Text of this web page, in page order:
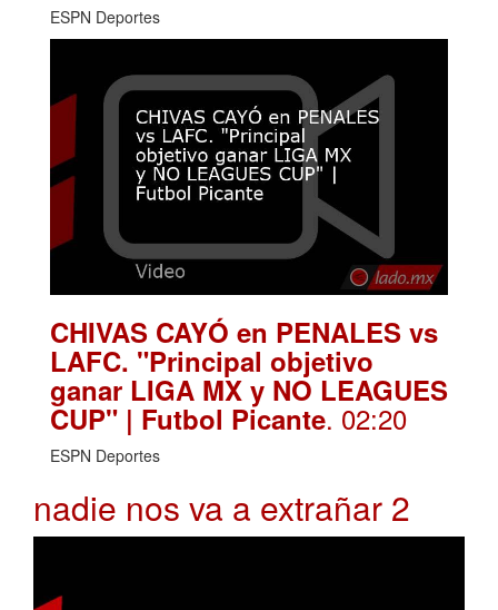
ESPN Deportes
CHIVAS CAYÓ en PENALES vs
LAFC. "Principal objetivo
ganar LIGA MX y NO LEAGUES
CUP" | Futbol Picante. 02:20
ESPN Deportes
nadie nos va a extrañar 2